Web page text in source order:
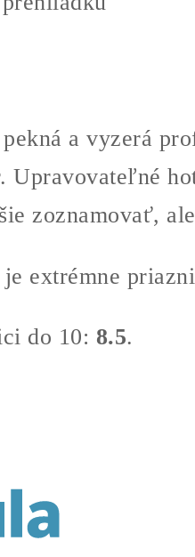
a vyzerá
Upravovateľné
zoznamovať,
extrémne
do 10: 8.5.